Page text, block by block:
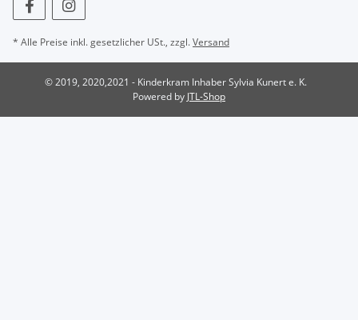
* Alle Preise inkl. gesetzlicher USt., zzgl.Versand
© 2019, 2020,2021 - Kinderkram Inhaber Sylvia Kunert e. K.
Powered by JTL-Shop